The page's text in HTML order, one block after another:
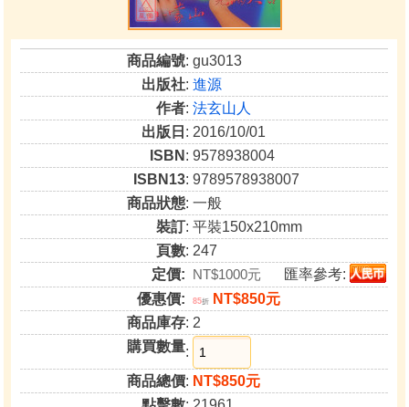
商品編號: gu3013
出版社:進源
作者:法玄山人
出版日 : 2016/10/01
ISBN : 9578938004
ISBN13: 9789578938007
商品狀態: 一般
裝訂: 平裝150x210mm
頁數: 247
定價: NT$1000元
匯率參考:
優惠價:
85折
NT$850元
商品庫存: 2
購買數量:
商品總價: NT$850元